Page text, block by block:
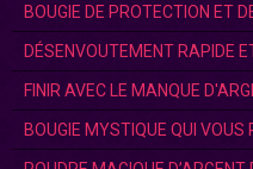
BOUGIE DE PROTECTION ET
DÉSENVOUTEMENT RAPIDE
FINIR AVEC LE MANQUE
BOUGIE MYSTIQUE QUI VOUS